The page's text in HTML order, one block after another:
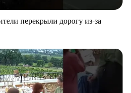
перекрыли дорогу из-за